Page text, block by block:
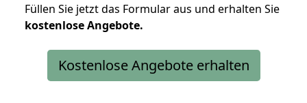
Füllen Sie jetzt das Formular aus und erhalten Sie
kostenloseAngebote.
Kostenlose Angebote erhalten